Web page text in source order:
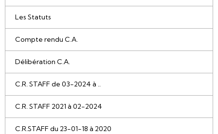
Les Statuts
Compte rendu C.A.
Délibération C.A.
C.R. STAFF de 03-2024 à ..
C.R. STAFF 2021 à 02-2024
C.R.STAFF du 23-01-18 à 2020